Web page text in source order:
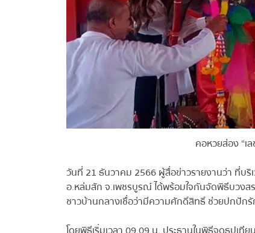
คอหวยส่อง “เ
วันที่ 21 ธันวาคม 2566 ผู้สื่อข่าวรายงานว่า ที่บ
อ.หล่มสัก จ.เพชรบูรณ์ ได้พร้อมใจกันจัดพิธีบวงสร
ชาวบ้านกลางเชื่อว่ามีความศักดิ์สิทธิ์ ช่วยปกปัก